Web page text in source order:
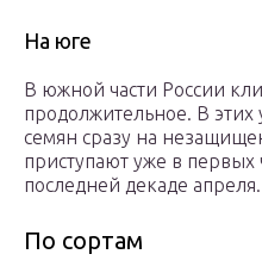
На юге
В южной части России
продолжительное. В этих
семян сразу на
приступают уже в первых
последней декаде апреля.
По сортам